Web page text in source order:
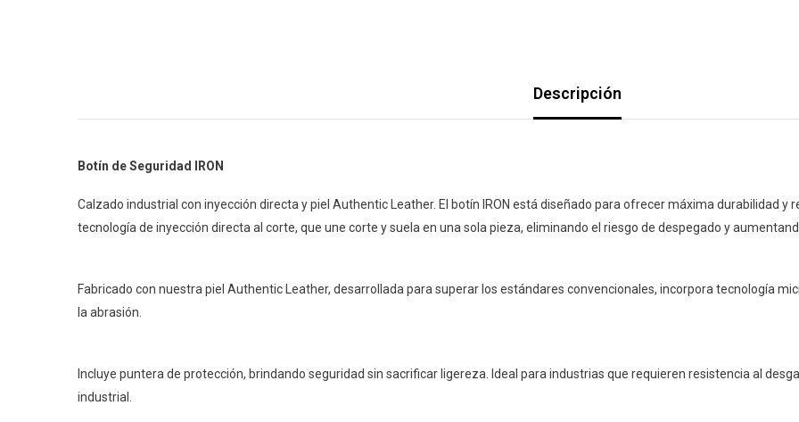
Descripción
Botín de Seguridad IRON
Calzado industrial con inyección directa y piel Authentic Leather. El botín IRON está diseñado para ofrecer máxima durabilidad y
tecnología de inyección directa al corte, que une corte y suela en una sola pieza, eliminando el riesgo de despegado y
Fabricado con nuestra piel Authentic Leather, desarrollada para superar los estándares convencionales, incorpora tecnología
la abrasión.
Incluye puntera de protección, brindando seguridad sin sacrificar ligereza. Ideal para industrias que requieren resistencia al
industrial.